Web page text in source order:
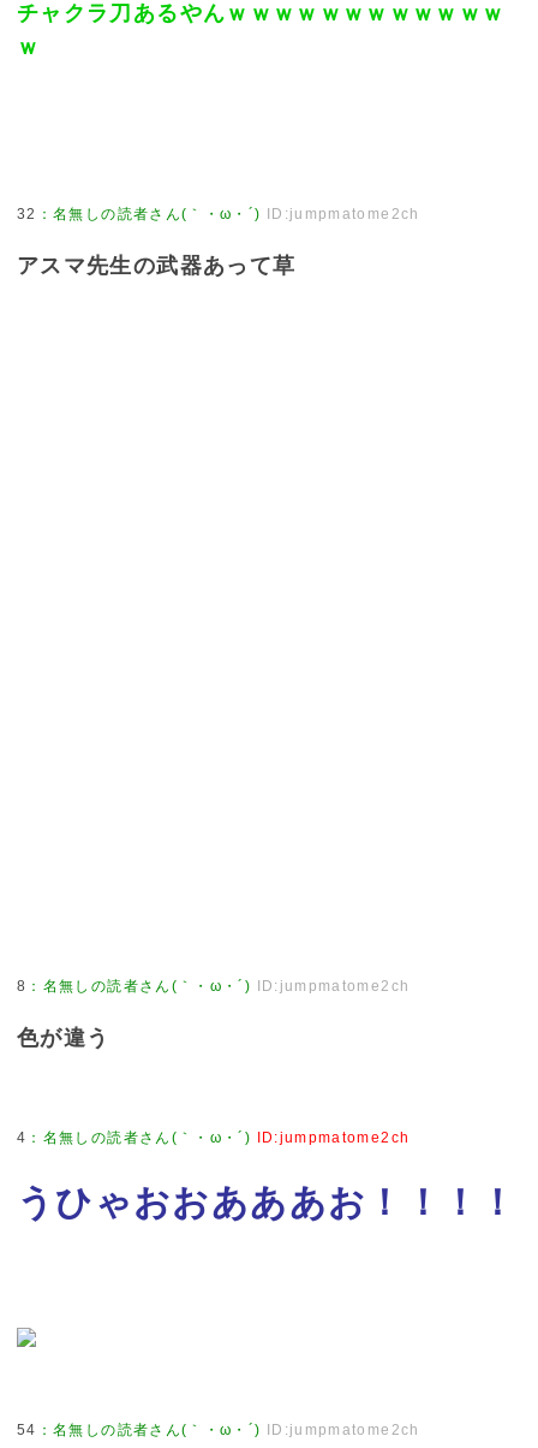
チャクラ刀あるやんｗｗｗｗｗｗｗｗｗｗｗｗ
ｗ
32 ：名無しの読者さん(｀・ω・´) ID:jumpmatome2ch
アスマ先生の武器あって草
8 ： 名無しの読者さん(｀・ω・´) ID:jumpmatome2ch
色が違う
4 ： 名無しの読者さん(｀・ω・´) ID:jumpmatome2ch
うひゃおおあああお！！！！
54 ：名無しの読者さん(｀・ω・´) ID:jumpmatome2ch